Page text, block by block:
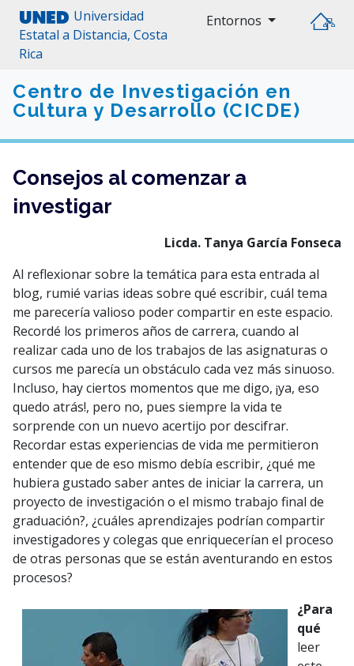
Universidad
Estatal a Distancia, Costa
Rica
Entornos
Centro de Investigación en
Cultura y Desarrollo (CICDE)
Consejos al comenzar a
investigar
Licda. Tanya García Fonseca
Al reflexionar sobre la temática para esta entrada al
blog, rumié varias ideas sobre qué escribir, cuál tema
me parecería valioso poder compartir en este espacio.
Recordé los primeros años de carrera, cuando al
realizar cada uno de los trabajos de las asignaturas o
cursos me parecía un obstáculo cada vez más sinuoso.
Incluso, hay ciertos momentos que me digo, ¡ya, eso
quedo atrás!, pero no, pues siempre la vida te
sorprende con un nuevo acertijo por descifrar.
Recordar estas experiencias de vida me permitieron
entender que de eso mismo debía escribir, ¿qué me
hubiera gustado saber antes de iniciar la carrera, un
proyecto de investigación o el mismo trabajo final de
graduación?, ¿cuáles aprendizajes podrían compartir
investigadores y colegas que enriquecerían el proceso
de otras personas que se están aventurando en estos
procesos?
¿Para
qué
leer